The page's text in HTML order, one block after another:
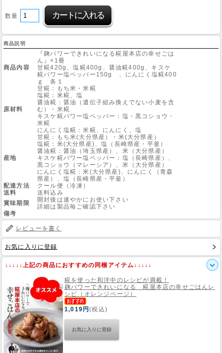
数量
商品説明
商品内容
『麹パワーできれいになる糀屋本店の幸せごは
ん』×1冊
甘糀420g、塩糀400g、醤油糀400g、キスケ
糀パワー塩ペッパー150g 、にんにく塩糀400
ｇ 各１
原材料
甘糀：もち米・米糀
塩糀：米糀、塩
醤油糀：醤油（遺伝子組み換えでない小麦を含
む）・米糀
キスケ糀パワー塩ペッパー：塩・黒コショウ・
米糀
にんにく塩糀：米糀、にんにく、塩
産地
甘糀：もち米(大分県産）・米(大分県産）
塩糀：米(大分県産)、塩（長崎県産・平釜）
醤油糀：醤油（埼玉県産）、米（大分県産）
キスケ糀パワー塩ペッパー：塩（長崎県産）、
黒コショウ（マレーシア）、米（大分県産）
にんにく塩糀：米(大分県産)、にんにく（青森
県産）、塩（長崎県産・平釜）
配達方法
クール便（冷凍）
送料
送料込み
賞味期限
開封後は速やかにお使い下さい
詳細は製品毎ご確認下さい
備考
レビューを書く
お気に入りに登録
↓↓↓↓↓上記の商品におすすめの同梱アイテム↓↓↓↓↓
糀を使った和洋中のレシピが満載！
麹パワーできれいになる 糀屋本店の幸せごはんレ
シピ（オレンジページ）
1,019円(税込)